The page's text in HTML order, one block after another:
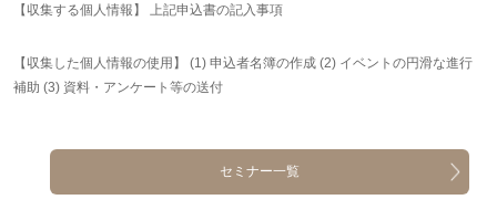
【収集する個人情報】 上記申込書の記入事項
【収集した個人情報の使用】 (1) 申込者名簿の作成 (2) イベントの円滑な進行
補助 (3) 資料・アンケート等の送付
セミナー一覧